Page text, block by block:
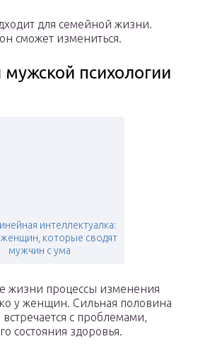
для семейной жизни.
сможет измениться.
психологии
интеллектуалка:
которые сводят
мужчин с ума
жизни процессы изменения
у женщин. Сильная половина
с проблемами,
состояния здоровья.